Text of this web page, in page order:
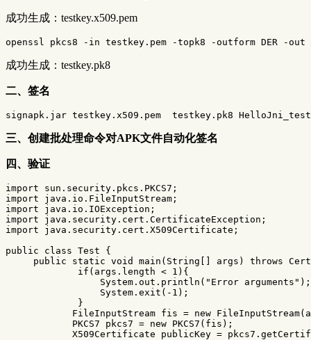
成功生成：testkey.x509.pem
成功生成：testkey.pk8
二、签名
三、创建批处理命令对APK文件自动化签名
四、验证
import sun.security.pkcs.PKCS7 ;
import
java.io.FileInputStream ;
import
java.io.IOException ;
import
java.security.cert.CertificateException ;
import
java.security.cert.X509Certificate ;
public
class Test
{
public
static void main ( String args ) throws
if ( args . length < 1 ){
System . out . println ( "Error arguments" );
System . exit (- 1 );
}
FileInputStream fis = new FileInputStream(
PKCS7
pkcs7 = new PKCS7 ( fis );
X509Certificate
publicKey = pkcs7 .